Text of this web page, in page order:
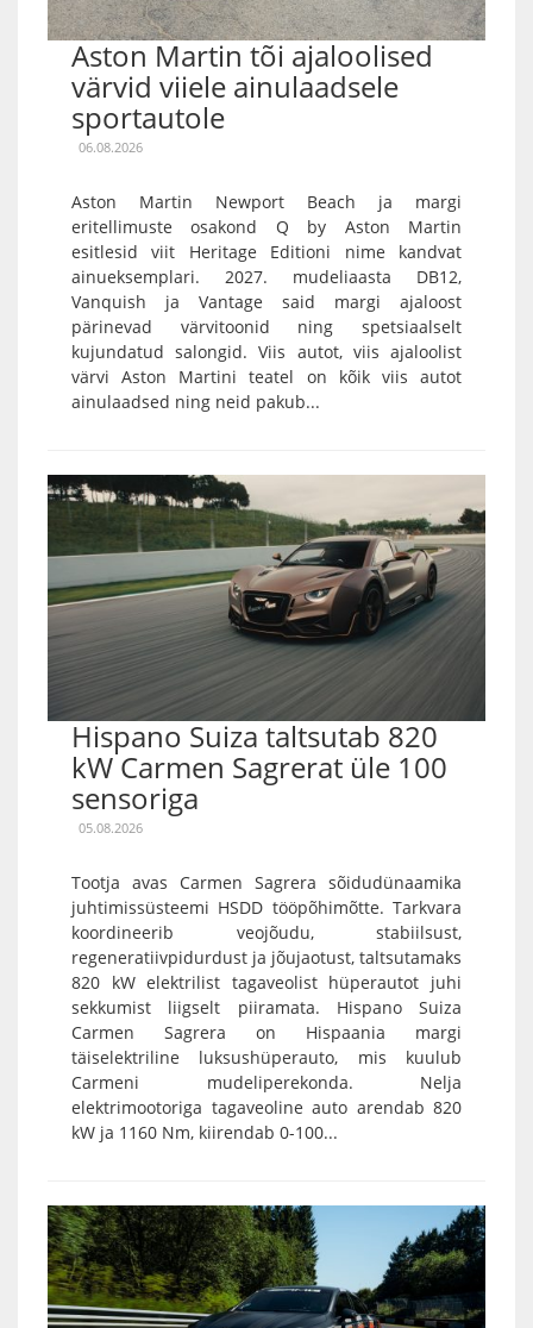
Aston Martin tõi ajaloolised
värvid viiele ainulaadsele
sportautole
06.08.2026
Aston Martin Newport Beach ja margi
eritellimuste osakond Q by Aston Martin
esitlesid viit Heritage Editioni nime kandvat
ainueksemplari. 2027. mudeliaasta DB12,
Vanquish ja Vantage said margi ajaloost
pärinevad värvitoonid ning spetsiaalselt
kujundatud salongid. Viis autot, viis ajaloolist
värvi Aston Martini teatel on kõik viis autot
ainulaadsed ning neid pakub...
Hispano Suiza taltsutab 820
kW Carmen Sagrerat üle 100
sensoriga
05.08.2026
Tootja avas Carmen Sagrera sõidudünaamika
juhtimissüsteemi HSDD tööpõhimõtte. Tarkvara
koordineerib veojõudu, stabiilsust,
regeneratiivpidurdust ja jõujaotust, taltsutamaks
820 kW elektrilist tagaveolist hüperautot juhi
sekkumist liigselt piiramata. Hispano Suiza
Carmen Sagrera on Hispaania margi
täiselektriline luksushüperauto, mis kuulub
Carmeni mudeliperekonda. Nelja
elektrimootoriga tagaveoline auto arendab 820
kW ja 1160 Nm, kiirendab 0-100...